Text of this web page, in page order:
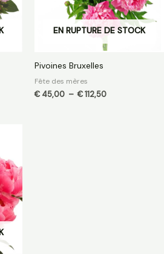
EN RUPTURE DE STOCK
Pivoines Bruxelles
Fête des mères
€ 45,00 – €112,50